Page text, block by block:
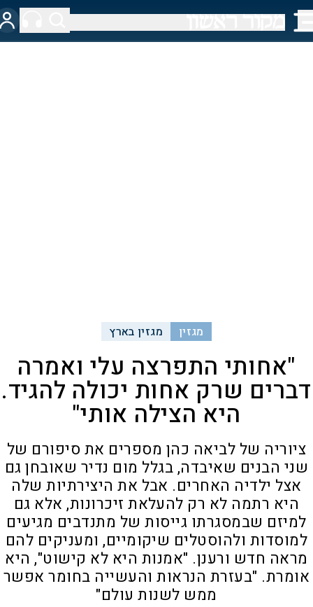
מגזין מגזין בארץ
"אחותי התפרצה עלי ואמרה
דברים שרק אחות יכולה להגיד.
היא הצילה אותי"
ציוריה של לביאה כהן מספרים את סיפורם של
שני הבנים שאיבדה, בגלל מום נדיר שאובחן גם
אצל ילדיה האחרים. אבל את היצירתיות שלה
היא רתמה לא רק להעלאת זיכרונות, אלא גם
למיזם שבמסגרתו גייסות של מתנדבים מגיעים
למוסדות ולהוסטלים שיקומיים, ומעניקים להם
מראה חדש ורענן. "אמנות היא לא קישוט", היא
אומרת. "בעזרת הנראות והעשייה בחומר אפשר
ממש לשנות עולם"